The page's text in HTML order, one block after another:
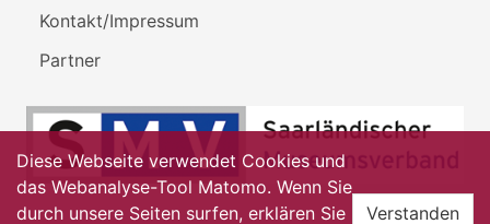
Kontakt/Impressum
Partner
Diese Webseite verwendet Cookies und
das Webanalyse-Tool Matomo. Wenn Sie
durch unsere Seiten surfen, erklären Sie
Verstanden